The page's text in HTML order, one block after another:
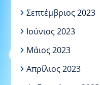
Σεπτέμβριος 2023
Ιούνιος 2023
Μάιος 2023
Απρίλιος 2023